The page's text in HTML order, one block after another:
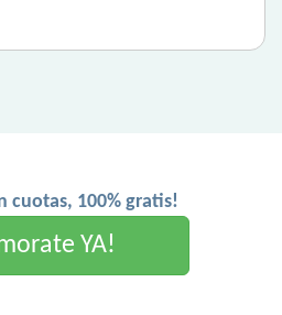
cuotas, 100% gratis!
YA!